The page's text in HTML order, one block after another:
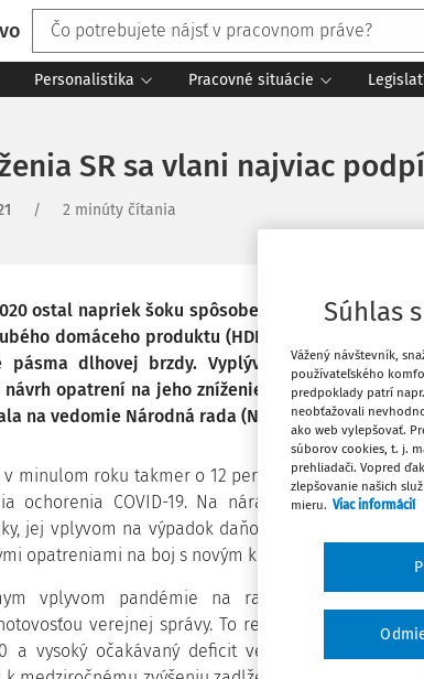
Personalistika Pracovné situácie
SR sa vlani najviac
/ 2 minúty čítania
ostal napriek šoku spôsobenému pandémiou
domáceho produktu (HDP), čím však
pásma dlhovej brzdy. Vyplýva to z materiálu
návrh opatrení na jeho zníženie z dielne
na vedomie Národná rada (NR) SR.
minulom roku takmer o 12 percentuálnych bodov
ochorenia COVID-19. Na nárast dlhu pôsobila
jej vplyvom na výpadok daňovo-odvodových
opatreniami na boj s novým koronavírusom,"
vplyvom pandémie na rast hrubého dlhu
verejnej správy. To reflektovalo mieru
a vysoký očakávaný deficit verejnej správy.
Súhlas
Vážený návštevník,
používateľského
predpoklady patrí
neobťažovali
ako web vylepšovať.
súborov cookies, t. j.
prehliadači. Vopred
zlepšovanie našich
mieru. Viac informácií